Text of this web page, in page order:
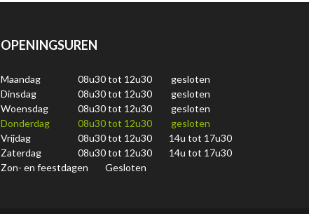
OPENINGSUREN
Maandag 08u30 tot 12u30
gesloten
Dinsdag
08u30 tot 12u30
gesloten
Woensdag
08u30 tot 12u30
gesloten
Donderdag
08u30 tot 12u30
gesloten
Vrijdag
08u30 tot 12u30
14u tot 17u30
Zaterdag
08u30 tot 12u30
14u tot 17u30
Zon- en feestdagen
Gesloten